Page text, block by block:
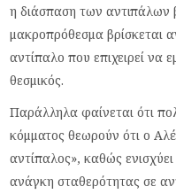
η διάσπαση των αντιπάλων
μακροπρόθεσμα βρίσκεται
αντίπαλο που επιχειρεί να
θεσμικός.
Παράλληλα φαίνεται ότι
κόμματος θεωρούν ότι ο
αντίπαλος», καθώς
ανάγκη σταθερότητας σε